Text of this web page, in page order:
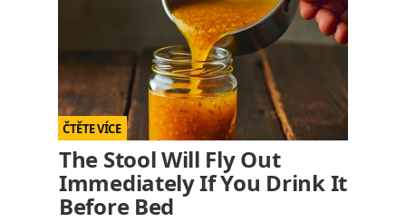
The Stool Will Fly Out
Immediately If You Drink It
Before Bed